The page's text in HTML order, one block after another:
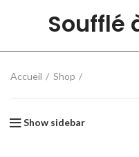
Soufflé
Accueil Shop
Show sidebar